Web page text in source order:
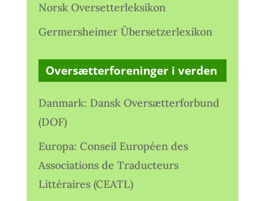
Norsk Oversetterleksikon
Germersheimer Übersetzerlexikon
Oversætterforeninger i verden
Danmark: Dansk Oversætterforbund
(DOF)
Europa: Conseil Européen des
Associations de Traducteurs
Littéraires (CEATL)